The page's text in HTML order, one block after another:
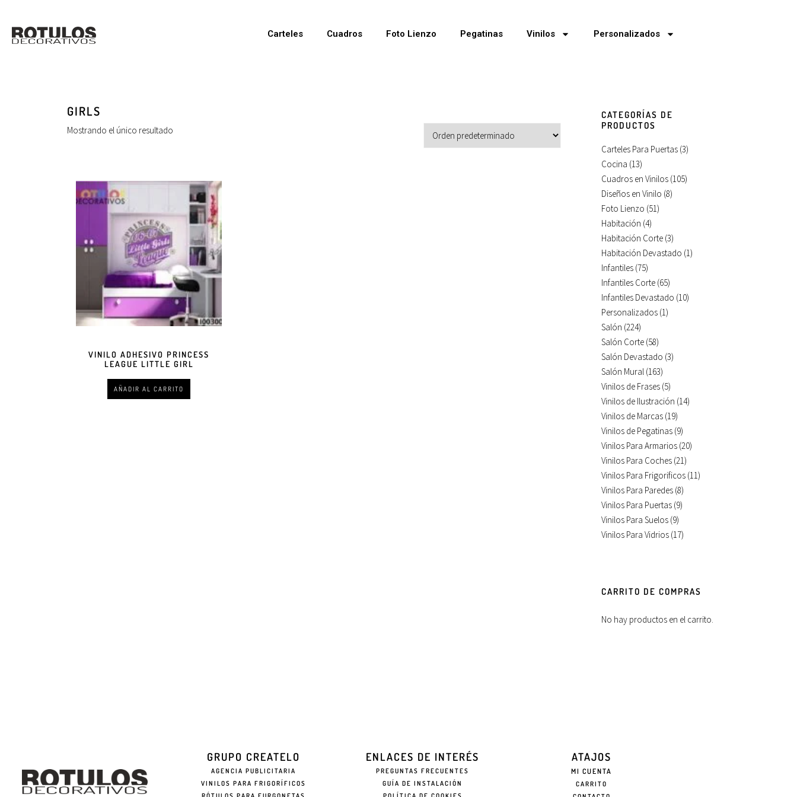
Carteles Cuadros Foto Lienzo Pegatinas Vinilos Personalizados
GIRLS
Mostrando el único resultado
VINILO ADHESIVO PRINCESS
LEAGUE LITTLE GIRL
AÑADIR AL CARRITO
CATEGORÍAS DE
PRODUCTOS
Carteles Para Puertas (3)
Cocina (13)
Cuadros en Vinilos (105)
Diseños en Vinilo (8)
Foto Lienzo (51)
Habitación (4)
Habitación Corte (3)
Habitación Devastado (1)
Infantiles (75)
Infantiles Corte (65)
Infantiles Devastado (10)
Personalizados (1)
Salón (224)
Salón Corte (58)
Salón Devastado (3)
Salón Mural (163)
Vinilos de Frases (5)
Vinilos de Ilustración (14)
Vinilos de Marcas (19)
Vinilos de Pegatinas (9)
Vinilos Para Armarios (20)
Vinilos Para Coches (21)
Vinilos Para Frigorificos (11)
Vinilos Para Paredes (8)
Vinilos Para Puertas (9)
Vinilos Para Suelos (9)
Vinilos Para Vidrios (17)
CARRITO DE COMPRAS
No hay productos en el carrito.
GRUPO CREATELO
AGENCIA PUBLICITARIA
VINILOS PARA FRIGORÍFICOS
ENLACES DE INTERÉS
PREGUNTAS FRECUENTES
GUÍA DE INSTALACIÓN
ATAJOS
MI CUENTA
CARRITO